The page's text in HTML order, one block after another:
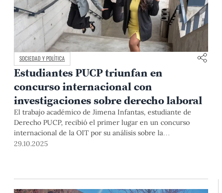
SOCIEDAD Y POLÍTICA
Estudiantes PUCP triunfan en
concurso internacional con
investigaciones sobre derecho laboral
El trabajo académico de Jimena Infantas, estudiante de
Derecho PUCP, recibió el primer lugar en un concurso
internacional de la OIT por su análisis sobre la
responsabilidad de las franquicias globales frente a los
29.10.2025